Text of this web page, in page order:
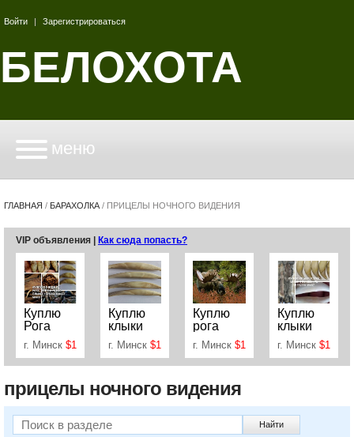
Войти | Зарегистрироваться
БЕЛОХОТА
меню
ГЛАВНАЯ / БАРАХОЛКА / ПРИЦЕЛЫ НОЧНОГО ВИДЕНИЯ
VIP объявления | Как сюда попасть?
Куплю
Рога
Струю
Мех
Клыки
+375255108657
г. Минск $1
Куплю
клыки
волка и
др по РБ
+375255108657
г. Минск $1
Куплю
рога
лося,
оленя
дорого!!!!
струю!!!
г. Минск $1
Куплю
клыки
волка по
РБ и др
г. Минск $1
прицелы ночного видения
Найти